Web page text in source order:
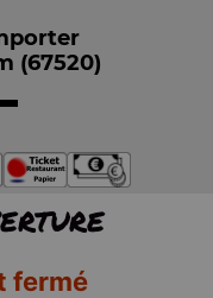
(67520)
fermé